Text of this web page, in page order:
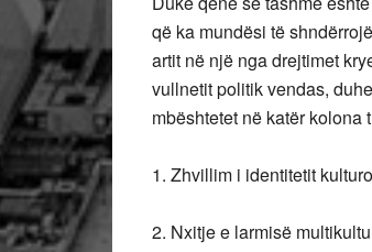
që ka mundësi të
artit në një nga drejtimet
vullnetit politik vendas,
mbështetet në katër kolona
1. Zhvillim i identitetit
2. Nxitje e larmisë